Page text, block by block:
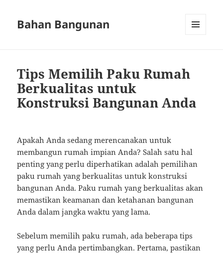
Bahan Bangunan
Tips Memilih Paku Rumah
Berkualitas untuk
Konstruksi Bangunan Anda
Apakah Anda sedang merencanakan untuk
membangun rumah impian Anda? Salah satu hal
penting yang perlu diperhatikan adalah pemilihan
paku rumah yang berkualitas untuk konstruksi
bangunan Anda. Paku rumah yang berkualitas akan
memastikan keamanan dan ketahanan bangunan
Anda dalam jangka waktu yang lama.
Sebelum memilih paku rumah, ada beberapa tips
yang perlu Anda pertimbangkan. Pertama, pastikan